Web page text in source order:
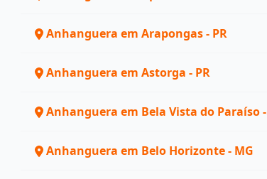
Anhanguera em Arapongas - PR
Anhanguera em Astorga - PR
Anhanguera em Bela Vista do Paraíso -
Anhanguera em Belo Horizonte - MG